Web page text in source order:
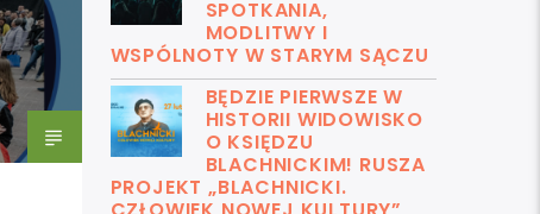
SPOTKANIA,
MODLITWY I
WSPÓLNOTY W STARYM SĄCZU
BĘDZIE PIERWSZE W
HISTORII WIDOWISKO
O KSIĘDZU
BLACHNICKIM! RUSZA
PROJEKT „BLACHNICKI.